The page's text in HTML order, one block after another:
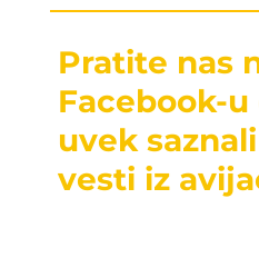
Pratite nas
Facebook-
uvek
vesti iz